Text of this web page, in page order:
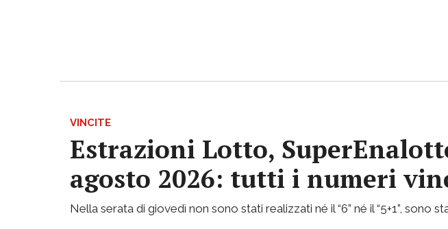
VINCITE
Estrazioni Lotto,
agosto 2026: tutti i numeri
Nella serata di giovedì non sono stati realizzati né il “6” né il “5+1”, sono